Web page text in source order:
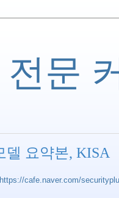
문
델 요약본, KISA
https://cafe.naver.com/